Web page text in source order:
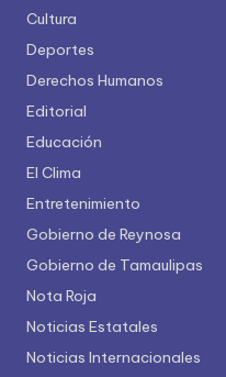
Cultura
Deportes
Derechos Humanos
Editorial
Educación
El Clima
Entretenimiento
Gobierno de Reynosa
Gobierno de Tamaulipas
Nota Roja
Noticias Estatales
Noticias Internacionales